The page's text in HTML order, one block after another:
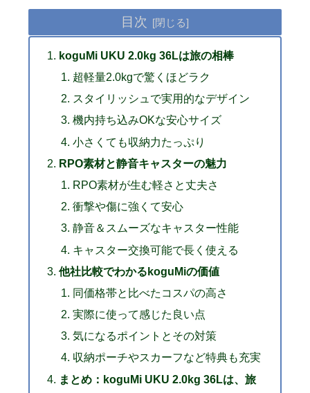
目次
koguMi UKU 2.0kg 36Lは旅の相棒
超軽量2.0kgで驚くほどラク
スタイリッシュで実用的なデザイン
機内持ち込みOKな安心サイズ
小さくても収納力たっぷり
RPO素材と静音キャスターの魅力
RPO素材が生む軽さと丈夫さ
衝撃や傷に強くて安心
静音＆スムーズなキャスター性能
キャスター交換可能で長く使える
他社比較でわかるkoguMiの価値
同価格帯と比べたコスパの高さ
実際に使って感じた良い点
気になるポイントとその対策
収納ポーチやスカーフなど特典も充実
まとめ：koguMi UKU 2.0kg 36Lは、旅